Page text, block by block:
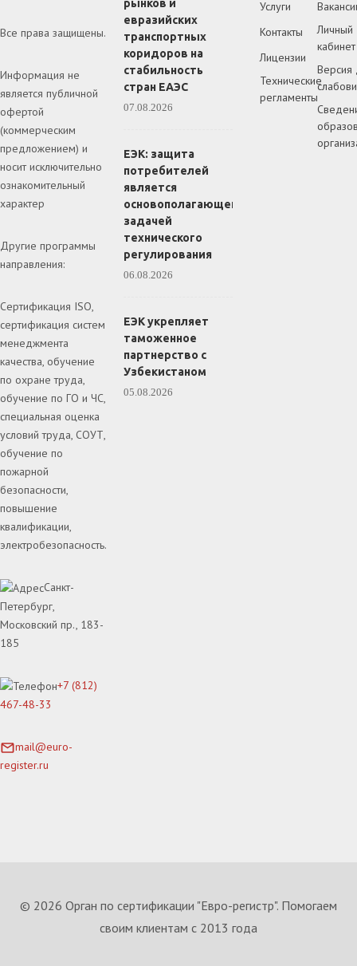
Все права защищены.
Информация не
является публичной
офертой
(коммерческим
предложением) и
носит исключительно
ознакомительный
характер
Другие программы
направления:
Сертификация ISO,
сертификация систем
менеджмента
качества, обучение
по охране труда,
обучение по ГО и ЧС,
специальная оценка
условий труда, СОУТ,
обучение по
пожарной
безопасности,
повышение
квалификации,
электробезопасность.
Санкт-
Петербург,
Московский пр., 183-
185
+7 (812)
467-48-33
mail@euro-
register.ru
рынков и
евразийских
транспортных
коридоров на
стабильность
стран ЕАЭС
07.08.2026
ЕЭК: защита
потребителей
является
основополагающей
задачей
технического
регулирования
06.08.2026
ЕЭК укрепляет
таможенное
партнерство с
Узбекистаном
05.08.2026
Услуги
Контакты
Лицензии
Технические
регламенты
Личный
кабинет
Версия
© 2026 Орган по сертификации "Евро-регистр". Помогаем
своим клиентам с 2013 года